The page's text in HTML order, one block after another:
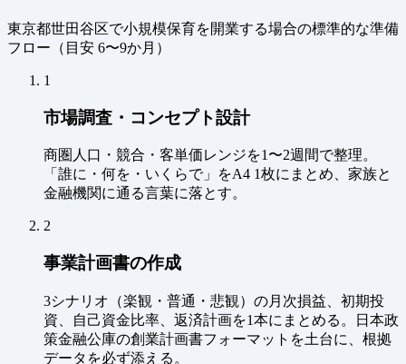
東京都世田谷区で小規模保育を開業する場合の標準的な準備
フロー（ 目安 6〜9か月 ）
1
市場調査・コンセプト設計
商圏人口・競合・客単価レンジを1〜2週間で整理。
「誰に・何を・いくらで」をA4 1枚にまとめ、家族と
金融機関に通る言葉に落とす。
2
事業計画書の作成
3シナリオ（楽観・普通・悲観）の月次損益、初期投
資、自己資金比率、返済計画を1本にまとめる。日本政
策金融公庫の創業計画書フォーマットを土台に、根拠
データを必ず添える。